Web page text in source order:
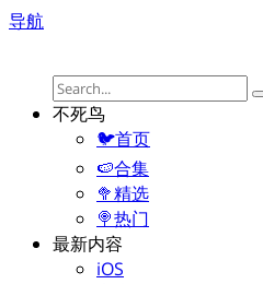
导航
不死鸟
🐦首页
🍉合集
🥦精选
🍭热门
最新内容
iOS